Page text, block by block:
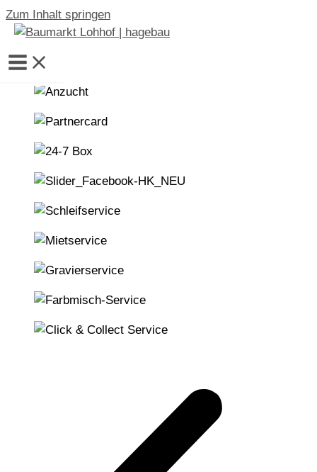
Zum Inhalt springen
Start
Start